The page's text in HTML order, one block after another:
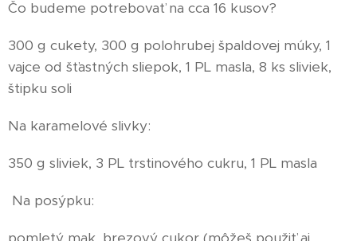
Čo budeme potrebovať na cca 16 kusov?
300 g cukety, 300 g polohrubej špaldovej múky, 1
vajce od šťastných sliepok, 1 PL masla, 8 ks sliviek,
štipku soli
Na karamelové slivky:
350 g sliviek, 3 PL trstinového cukru, 1 PL masla
Na posýpku: